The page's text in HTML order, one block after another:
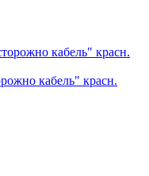
кабель" красн.